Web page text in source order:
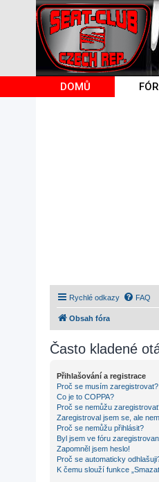
DOMŮ
Rychlé odkazy FAQ
Obsah fóra
Často kladené
Přihlašování a registrace
Proč se musím zaregistrovat?
Co je to COPPA?
Proč se nemůžu
Zaregistroval jsem se, ale
Proč se nemůžu přihlásit?
Byl jsem ve fóru
Zapomněl jsem heslo!
Proč se automaticky
K čemu slouží funkce